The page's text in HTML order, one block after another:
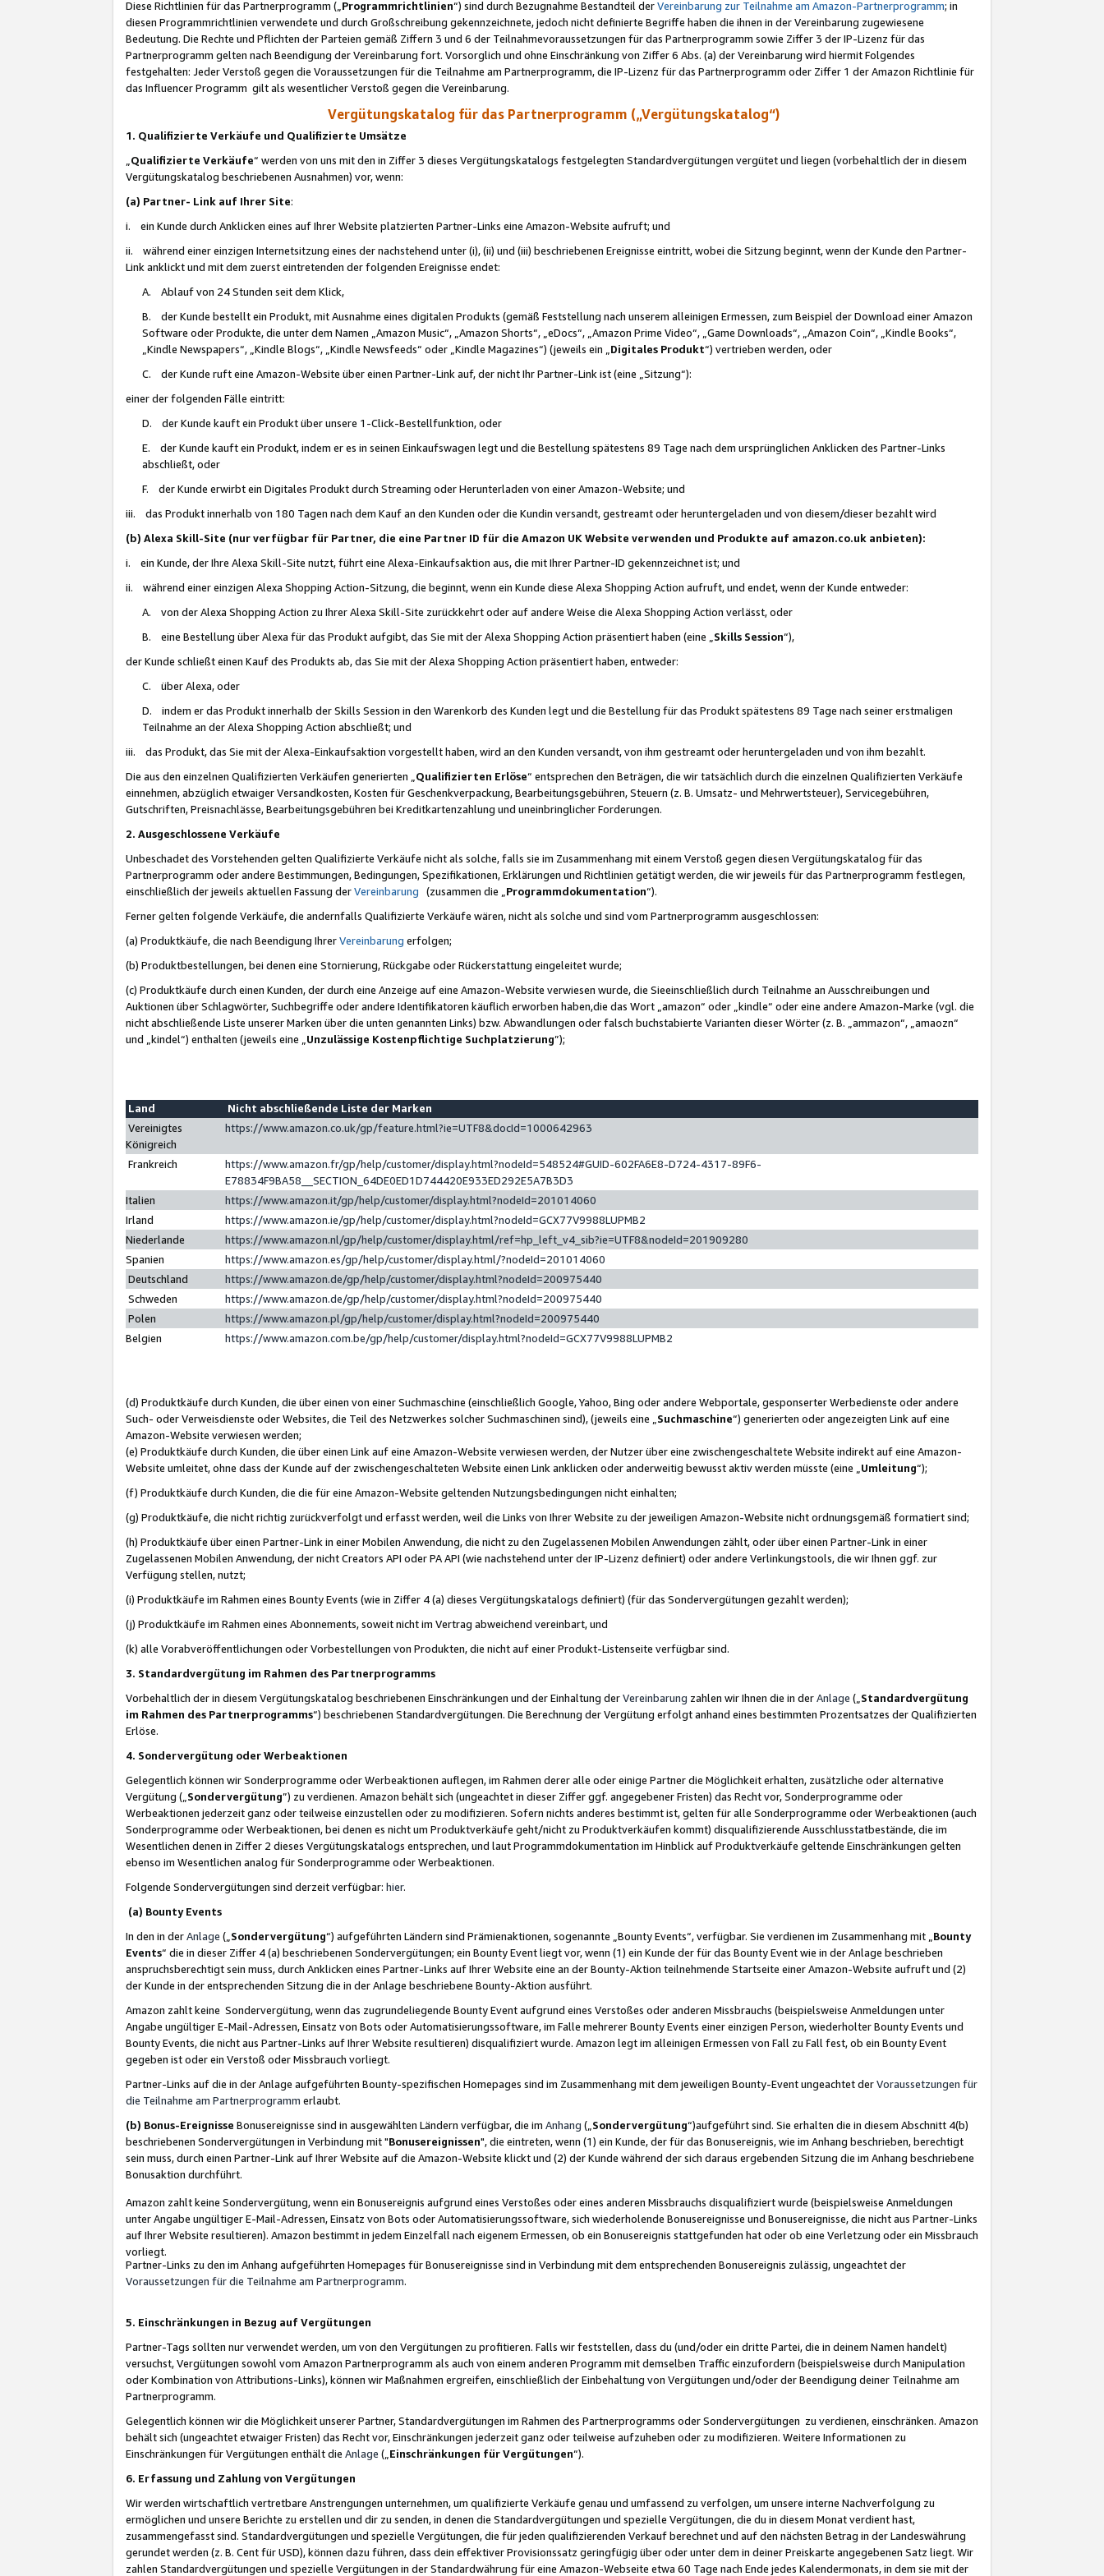
Diese Richtlinien für das Partnerprogramm („Programmrichtlinien“) sind durch Bezugnahme Bestandteil derVereinbarung zur Teilnahme am Amazon-Partnerprogramm; in
diesen Programmrichtlinien verwendete und durch Großschreibung gekennzeichnete, jedoch nicht definierte Begriffe haben die ihnen in der Vereinbarung zugewiesene
Bedeutung. Die Rechte und Pflichten der Parteien gemäß Ziffern 3 und 6 der Teilnahmevoraussetzungen für das Partnerprogramm sowie Ziffer 3 der IP-Lizenz für das
Partnerprogramm gelten nach Beendigung der Vereinbarung fort. Vorsorglich und ohne Einschränkung von Ziffer 6 Abs. (a) der Vereinbarung wird hiermit Folgendes
festgehalten: Jeder Verstoß gegen die Voraussetzungen für die Teilnahme am Partnerprogramm, die IP-Lizenz für das Partnerprogramm oder Ziffer 1 der Amazon Richtlinie für
das Influencer Programm gilt als wesentlicher Verstoß gegen die Vereinbarung.
Vergütungskatalog für das Partnerprogramm („Vergütungskatalog“)
1. Qualifizierte Verkäufe und Qualifizierte Umsätze
Qualifizierte Verkäufe“ werden von uns mit den in Ziffer 3 dieses Vergütungskatalogs festgelegten Standardvergütungen vergütet und liegen (vorbehaltlich der in diesem
Vergütungskatalog beschriebenen Ausnahmen) vor, wenn:
(a) Partner- Link auf Ihrer Site:
i. ein Kunde durch Anklicken eines auf Ihrer Website platzierten Partner-Links eine Amazon-Website aufruft; und
ii. während einer einzigen Internetsitzung eines der nachstehend unter (i), (ii) und (iii) beschriebenen Ereignisse eintritt, wobei die Sitzung beginnt, wenn der Kunde den Partner-
Link anklickt und mit dem zuerst eintretenden der folgenden Ereignisse endet:
A. Ablauf von 24 Stunden seit dem Klick,
B. der Kunde bestellt ein Produkt, mit Ausnahme eines digitalen Produkts (gemäß Feststellung nach unserem alleinigen Ermessen, zum Beispiel der Download einer Amazon
Software oder Produkte, die unter dem Namen „Amazon Music“, „Amazon Shorts“, „eDocs“, „Amazon Prime Video“, „Game Downloads“, „Amazon Coin“, „Kindle Books“,
„Kindle Newspapers“, „Kindle Blogs“, „Kindle Newsfeeds“ oder „Kindle Magazines“) (jeweils ein „ Digitales Produkt“) vertrieben werden, oder
C. der Kunde ruft eine Amazon-Website über einen Partner-Link auf, der nicht Ihr Partner-Link ist (eine „Sitzung“):
einer der folgenden Fälle eintritt:
D. der Kunde kauft ein Produkt über unsere 1-Click-Bestellfunktion, oder
E. der Kunde kauft ein Produkt, indem er es in seinen Einkaufswagen legt und die Bestellung spätestens 89 Tage nach dem ursprünglichen Anklicken des Partner-Links
abschließt, oder
F. der Kunde erwirbt ein Digitales Produkt durch Streaming oder Herunterladen von einer Amazon-Website; und
iii. das Produkt innerhalb von 180 Tagen nach dem Kauf an den Kunden oder die Kundin versandt, gestreamt oder heruntergeladen und von diesem/dieser bezahlt wird
(b) Alexa Skill-Site (nur verfügbar für Partner, die eine Partner ID für die Amazon UK Website verwenden und Produkte auf amazon.co.uk anbieten):
i. ein Kunde, der Ihre Alexa Skill-Site nutzt, führt eine Alexa-Einkaufsaktion aus, die mit Ihrer Partner-ID gekennzeichnet ist; und
ii. während einer einzigen Alexa Shopping Action-Sitzung, die beginnt, wenn ein Kunde diese Alexa Shopping Action aufruft, und endet, wenn der Kunde entweder:
A. von der Alexa Shopping Action zu Ihrer Alexa Skill-Site zurückkehrt oder auf andere Weise die Alexa Shopping Action verlässt, oder
B. eine Bestellung über Alexa für das Produkt aufgibt, das Sie mit der Alexa Shopping Action präsentiert haben (eine „ Skills Session“),
der Kunde schließt einen Kauf des Produkts ab, das Sie mit der Alexa Shopping Action präsentiert haben, entweder:
C. über Alexa, oder
D. indem er das Produkt innerhalb der Skills Session in den Warenkorb des Kunden legt und die Bestellung für das Produkt spätestens 89 Tage nach seiner erstmaligen
Teilnahme an der Alexa Shopping Action abschließt; und
iii. das Produkt, das Sie mit der Alexa-Einkaufsaktion vorgestellt haben, wird an den Kunden versandt, von ihm gestreamt oder heruntergeladen und von ihm bezahlt.
Die aus den einzelnen Qualifizierten Verkäufen generierten „ Qualifizierten Erlöse“ entsprechen den Beträgen, die wir tatsächlich durch die einzelnen Qualifizierten Verkäufe
einnehmen, abzüglich etwaiger Versandkosten, Kosten für Geschenkverpackung, Bearbeitungsgebühren, Steuern (z. B. Umsatz- und Mehrwertsteuer), Servicegebühren,
Gutschriften, Preisnachlässe, Bearbeitungsgebühren bei Kreditkartenzahlung und uneinbringlicher Forderungen.
2. Ausgeschlossene Verkäufe
Unbeschadet des Vorstehenden gelten Qualifizierte Verkäufe nicht als solche, falls sie im Zusammenhang mit einem Verstoß gegen diesen Vergütungskatalog für das
Partnerprogramm oder andere Bestimmungen, Bedingungen, Spezifikationen, Erklärungen und Richtlinien getätigt werden, die wir jeweils für das Partnerprogramm festlegen,
einschließlich der jeweils aktuellen Fassung derVereinbarung (zusammen die „ Programmdokumentation“).
Ferner gelten folgende Verkäufe, die andernfalls Qualifizierte Verkäufe wären, nicht als solche und sind vom Partnerprogramm ausgeschlossen:
(a) Produktkäufe, die nach Beendigung IhrerVereinbarung erfolgen;
(b) Produktbestellungen, bei denen eine Stornierung, Rückgabe oder Rückerstattung eingeleitet wurde;
(c) Produktkäufe durch einen Kunden, der durch eine Anzeige auf eine Amazon-Website verwiesen wurde, die Sieeinschließlich durch Teilnahme an Ausschreibungen und
Auktionen über Schlagwörter, Suchbegriffe oder andere Identifikatoren käuflich erworben haben,die das Wort „amazon“ oder „kindle“ oder eine andere Amazon-Marke (vgl. die
nicht abschließende Liste unserer Marken über die unten genannten Links) bzw. Abwandlungen oder falsch buchstabierte Varianten dieser Wörter (z. B. „ammazon“, „amaozn“
und „kindel“) enthalten (jeweils eine „ Unzulässige Kostenpflichtige Suchplatzierung”);
Land
Nicht abschließende Liste der Marken
Vereinigtes
Königreich
https://www.amazon.co.uk/gp/feature.html?ie=UTF8&docId=1000642963
Frankreich
https://www.amazon.fr/gp/help/customer/display.html?nodeId=548524#GUID-602FA6E8-D724-4317-89F6-
E78834F9BA58__SECTION_64DE0ED1D744420E933ED292E5A7B3D3
Italien
https://www.amazon.it/gp/help/customer/display.html?nodeId=201014060
Irland
https://www.amazon.ie/gp/help/customer/display.html?nodeId=GCX77V9988LUPMB2
Niederlande
https://www.amazon.nl/gp/help/customer/display.html/ref=hp_left_v4_sib?ie=UTF8&nodeId=201909280
Spanien
https://www.amazon.es/gp/help/customer/display.html/?nodeId=201014060
Deutschland
https://www.amazon.de/gp/help/customer/display.html?nodeId=200975440
Schweden
https://www.amazon.de/gp/help/customer/display.html?nodeId=200975440
Polen
https://www.amazon.pl/gp/help/customer/display.html?nodeId=200975440
Belgien
https://www.amazon.com.be/gp/help/customer/display.html?nodeId=GCX77V9988LUPMB2
(d) Produktkäufe durch Kunden, die über einen von einer Suchmaschine (einschließlich Google, Yahoo, Bing oder andere Webportale, gesponserter Werbedienste oder andere
Such- oder Verweisdienste oder Websites, die Teil des Netzwerkes solcher Suchmaschinen sind), (jeweils eine „ Suchmaschine“) generierten oder angezeigten Link auf eine
Amazon-Website verwiesen werden;
(e) Produktkäufe durch Kunden, die über einen Link auf eine Amazon-Website verwiesen werden, der Nutzer über eine zwischengeschaltete Website indirekt auf eine Amazon-
Website umleitet, ohne dass der Kunde auf der zwischengeschalteten Website einen Link anklicken oder anderweitig bewusst aktiv werden müsste (eine „ Umleitung“);
(f) Produktkäufe durch Kunden, die die für eine Amazon-Website geltenden Nutzungsbedingungen nicht einhalten;
(g) Produktkäufe, die nicht richtig zurückverfolgt und erfasst werden, weil die Links von Ihrer Website zu der jeweiligen Amazon-Website nicht ordnungsgemäß formatiert sind;
(h) Produktkäufe über einen Partner-Link in einer Mobilen Anwendung, die nicht zu den Zugelassenen Mobilen Anwendungen zählt, oder über einen Partner-Link in einer
Zugelassenen Mobilen Anwendung, der nicht Creators API oder PA API (wie nachstehend unter der IP-Lizenz definiert) oder andere Verlinkungstools, die wir Ihnen ggf. zur
Verfügung stellen, nutzt;
(i) Produktkäufe im Rahmen eines Bounty Events (wie in Ziffer 4 (a) dieses Vergütungskatalogs definiert) (für das Sondervergütungen gezahlt werden);
(j) Produktkäufe im Rahmen eines Abonnements, soweit nicht im Vertrag abweichend vereinbart, und
(k) alle Vorabveröffentlichungen oder Vorbestellungen von Produkten, die nicht auf einer Produkt-Listenseite verfügbar sind.
3. Standardvergütung im Rahmen des Partnerprogramms
Vorbehaltlich der in diesem Vergütungskatalog beschriebenen Einschränkungen und der Einhaltung derVereinbarung zahlen wir Ihnen die in derAnlage („ Standardvergütung
im Rahmen des Partnerprogramms“) beschriebenen Standardvergütungen. Die Berechnung der Vergütung erfolgt anhand eines bestimmten Prozentsatzes der Qualifizierten
Erlöse.
4. Sondervergütung oder Werbeaktionen
Gelegentlich können wir Sonderprogramme oder Werbeaktionen auflegen, im Rahmen derer alle oder einige Partner die Möglichkeit erhalten, zusätzliche oder alternative
Vergütung („ Sondervergütung”) zu verdienen. Amazon behält sich (ungeachtet in dieser Ziffer ggf. angegebener Fristen) das Recht vor, Sonderprogramme oder
Werbeaktionen jederzeit ganz oder teilweise einzustellen oder zu modifizieren. Sofern nichts anderes bestimmt ist, gelten für alle Sonderprogramme oder Werbeaktionen (auch
Sonderprogramme oder Werbeaktionen, bei denen es nicht um Produktverkäufe geht/nicht zu Produktverkäufen kommt) disqualifizierende Ausschlusstatbestände, die im
Wesentlichen denen in Ziffer 2 dieses Vergütungskatalogs entsprechen, und laut Programmdokumentation im Hinblick auf Produktverkäufe geltende Einschränkungen gelten
ebenso im Wesentlichen analog für Sonderprogramme oder Werbeaktionen.
Folgende Sondervergütungen sind derzeit verfügbar: hier.
(a) Bounty Events
In den in derAnlage („ Sondervergütung“) aufgeführten Ländern sind Prämienaktionen, sogenannte „Bounty Events“, verfügbar. Sie verdienen im Zusammenhang mit „ Bounty
Events“ die in dieser Ziffer 4 (a) beschriebenen Sondervergütungen; ein Bounty Event liegt vor, wenn (1) ein Kunde der für das Bounty Event wie in der Anlage beschrieben
anspruchsberechtigt sein muss, durch Anklicken eines Partner-Links auf Ihrer Website eine an der Bounty-Aktion teilnehmende Startseite einer Amazon-Website aufruft und (2)
der Kunde in der entsprechenden Sitzung die in der Anlage beschriebene Bounty-Aktion ausführt.
Amazon zahlt keine Sondervergütung, wenn das zugrundeliegende Bounty Event aufgrund eines Verstoßes oder anderen Missbrauchs (beispielsweise Anmeldungen unter
Angabe ungültiger E-Mail-Adressen, Einsatz von Bots oder Automatisierungssoftware, im Falle mehrerer Bounty Events einer einzigen Person, wiederholter Bounty Events und
Bounty Events, die nicht aus Partner-Links auf Ihrer Website resultieren) disqualifiziert wurde. Amazon legt im alleinigen Ermessen von Fall zu Fall fest, ob ein Bounty Event
gegeben ist oder ein Verstoß oder Missbrauch vorliegt.
Partner-Links auf die in der Anlage aufgeführten Bounty-spezifischen Homepages sind im Zusammenhang mit dem jeweiligen Bounty-Event ungeachtet derVoraussetzungen für
die Teilnahme am Partnerprogramm erlaubt.
(b) Bonus-Ereignisse Bonusereignisse sind in ausgewählten Ländern verfügbar, die im Anhang („ Sondervergütung“)aufgeführt sind. Sie erhalten die in diesem Abschnitt 4(b)
beschriebenen Sondervergütungen in Verbindung mit "Bonusereignissen", die eintreten, wenn (1) ein Kunde, der für das Bonusereignis, wie im Anhang beschrieben, berechtigt
sein muss, durch einen Partner-Link auf Ihrer Website auf die Amazon-Website klickt und (2) der Kunde während der sich daraus ergebenden Sitzung die im Anhang beschriebene
Bonusaktion durchführt.
Amazon zahlt keine Sondervergütung, wenn ein Bonusereignis aufgrund eines Verstoßes oder eines anderen Missbrauchs disqualifiziert wurde (beispielsweise Anmeldungen
unter Angabe ungültiger E-Mail-Adressen, Einsatz von Bots oder Automatisierungssoftware, sich wiederholende Bonusereignisse und Bonusereignisse, die nicht aus Partner-Links
auf Ihrer Website resultieren). Amazon bestimmt in jedem Einzelfall nach eigenem Ermessen, ob ein Bonusereignis stattgefunden hat oder ob eine Verletzung oder ein Missbrauch
vorliegt.
Partner-Links zu den im Anhang aufgeführten Homepages für Bonusereignisse sind in Verbindung mit dem entsprechenden Bonusereignis zulässig, ungeachtet der
Voraussetzungen für die Teilnahme am Partnerprogramm.
5. Einschränkungen in Bezug auf Vergütungen
Partner-Tags sollten nur verwendet werden, um von den Vergütungen zu profitieren. Falls wir feststellen, dass du (und/oder ein dritte Partei, die in deinem Namen handelt)
versuchst, Vergütungen sowohl vom Amazon Partnerprogramm als auch von einem anderen Programm mit demselben Traffic einzufordern (beispielsweise durch Manipulation
oder Kombination von Attributions-Links), können wir Maßnahmen ergreifen, einschließlich der Einbehaltung von Vergütungen und/oder der Beendigung deiner Teilnahme am
Partnerprogramm.
Gelegentlich können wir die Möglichkeit unserer Partner, Standardvergütungen im Rahmen des Partnerprogramms oder Sondervergütungen zu verdienen, einschränken. Amazon
behält sich (ungeachtet etwaiger Fristen) das Recht vor, Einschränkungen jederzeit ganz oder teilweise aufzuheben oder zu modifizieren. Weitere Informationen zu
Einschränkungen für Vergütungen enthält die Anlage („ Einschränkungen für Vergütungen“).
6. Erfassung und Zahlung von Vergütungen
Wir werden wirtschaftlich vertretbare Anstrengungen unternehmen, um qualifizierte Verkäufe genau und umfassend zu verfolgen, um unsere interne Nachverfolgung zu
ermöglichen und unsere Berichte zu erstellen und dir zu senden, in denen die Standardvergütungen und spezielle Vergütungen, die du in diesem Monat verdient hast,
zusammengefasst sind. Standardvergütungen und spezielle Vergütungen, die für jeden qualifizierenden Verkauf berechnet und auf den nächsten Betrag in der Landeswährung
gerundet werden (z. B. Cent für USD), können dazu führen, dass dein effektiver Provisionssatz geringfügig über oder unter dem in deiner Preiskarte angegebenen Satz liegt. Wir
zahlen Standardvergütungen und spezielle Vergütungen in der Standardwährung für eine Amazon-Webseite etwa 60 Tage nach Ende jedes Kalendermonats, in dem sie mit der